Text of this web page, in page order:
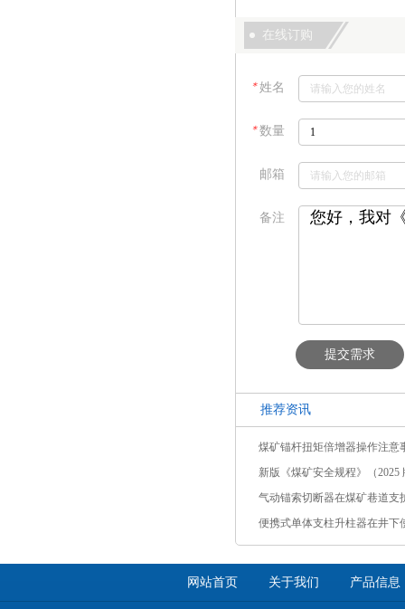
在线订购
＊姓名
＊数量
邮箱
备注
提交需求
推荐资讯
煤矿锚杆扭矩倍增器操作注意
新版《煤矿安全规程》（2025
气动锚索切断器在煤矿巷道支
便携式单体支柱升柱器在井下
网站首页 关于我们 产品信息